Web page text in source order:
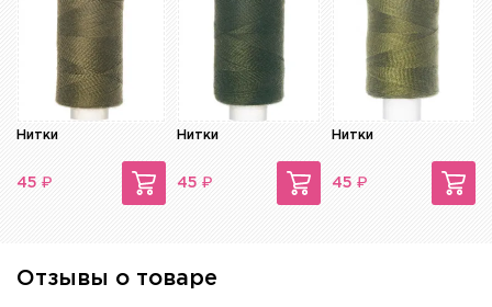
Нитки
45 ₽
Нитки
45 ₽
Нитки
45 ₽
Отзывы о товаре